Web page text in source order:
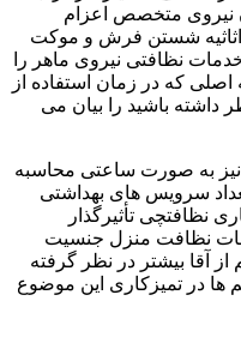
نیروی متخصص اعزام
اثاثیه شستن فرش و موکت
نظافتی نیروی ماهر را
اصلی که در زمان استفاده از
باشید را بیان می
به صورت ساعتی محاسبه
سرویس های بهداشتی
نظافتچی تأثیرگذار
نظافت منزل جنسیت
آقا بیشتر در نظر گرفته
ها در تمیزکاری این موضوع